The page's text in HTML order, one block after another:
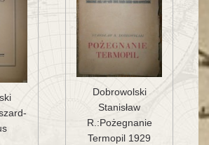
Dobrowolski
Stanisław
R.:Pożegnanie
Termopil 1929